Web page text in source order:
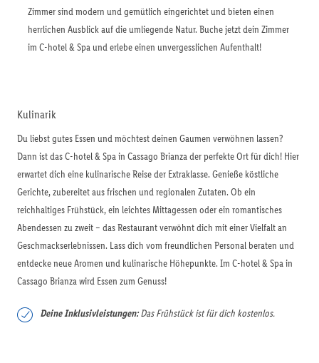
Zimmer sind modern und gemütlich eingerichtet und bieten einen
herrlichen Ausblick auf die umliegende Natur. Buche jetzt dein Zimmer
im C-hotel & Spa und erlebe einen unvergesslichen Aufenthalt!
Kulinarik
Du liebst gutes Essen und möchtest deinen Gaumen verwöhnen lassen?
Dann ist das C-hotel & Spa in Cassago Brianza der perfekte Ort für dich! Hier
erwartet dich eine kulinarische Reise der Extraklasse. Genieße köstliche
Gerichte, zubereitet aus frischen und regionalen Zutaten. Ob ein
reichhaltiges Frühstück, ein leichtes Mittagessen oder ein romantisches
Abendessen zu zweit – das Restaurant verwöhnt dich mit einer Vielfalt an
Geschmackserlebnissen. Lass dich vom freundlichen Personal beraten und
entdecke neue Aromen und kulinarische Höhepunkte. Im C-hotel & Spa in
Cassago Brianza wird Essen zum Genuss!
Deine Inklusivleistungen:Das Frühstück ist für dich kostenlos.